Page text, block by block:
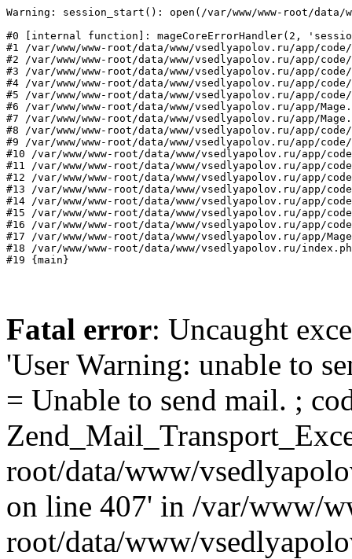
Warning: session_start(): open(/var/www/www-root/data/
#0 [internal function]: mageCoreErrorHandler(2,
#1 /var/www/www-root/data/www/vsedlyapolov.ru/app/
#2 /var/www/www-root/data/www/vsedlyapolov.ru/app/
#3 /var/www/www-root/data/www/vsedlyapolov.ru/app/
#4 /var/www/www-root/data/www/vsedlyapolov.ru/app/
#5 /var/www/www-root/data/www/vsedlyapolov.ru/app/
#6 /var/www/www-root/data/www/vsedlyapolov.ru/app/
#7 /var/www/www-root/data/www/vsedlyapolov.ru/app/
#8 /var/www/www-root/data/www/vsedlyapolov.ru/app/
#9 /var/www/www-root/data/www/vsedlyapolov.ru/app/
#10 /var/www/www-root/data/www/vsedlyapolov.ru/app/
#11 /var/www/www-root/data/www/vsedlyapolov.ru/app/
#12 /var/www/www-root/data/www/vsedlyapolov.ru/app/
#13 /var/www/www-root/data/www/vsedlyapolov.ru/app/
#14 /var/www/www-root/data/www/vsedlyapolov.ru/app/
#15 /var/www/www-root/data/www/vsedlyapolov.ru/app/
#16 /var/www/www-root/data/www/vsedlyapolov.ru/app/
#17 /var/www/www-root/data/www/vsedlyapolov.ru/app/
#18 /var/www/www-root/data/www/vsedlyapolov.ru/
#19 {main}
Fatal error: Uncaught
'User Warning: unable to
= Unable to send mail. ;
root/data/www/
on line 407' in /var/www/
root/data/www/